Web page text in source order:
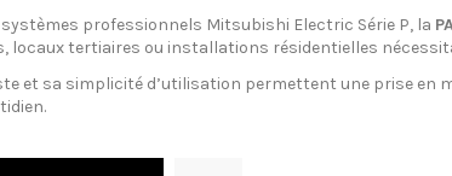
professionnels Mitsubishi Electric Série P, la
locaux tertiaires ou installations résidentielles
et sa simplicité d’utilisation permettent une prise en